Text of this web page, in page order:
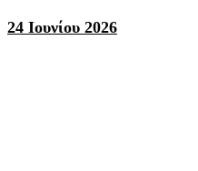
24 Ιουνίου 2026